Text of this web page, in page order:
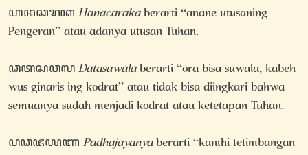
ꦲꦤꦕꦫꦏHanacarakaberarti “anane utusaning
Pengeran” atau adanya utusan Tuhan.
ꦣꦠꦱꦮꦭDatasawalaberarti “ora bisa suwala, kabeh
wus ginaris ing kodrat” atau tidak bisa diingkari bahwa
semuanya sudah menjadi kodrat atau ketetapan Tuhan.
ꦥꦣꦗꦪꦚPadhajayanyaberarti “kanthi tetimbangan